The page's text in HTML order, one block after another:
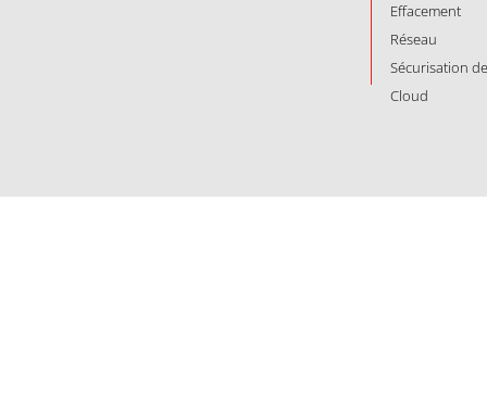
Effacement
Réseau
Sécurisation
Cloud